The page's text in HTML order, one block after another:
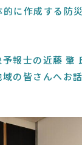
に作成する防
報士の近藤 肇
の皆さんへお